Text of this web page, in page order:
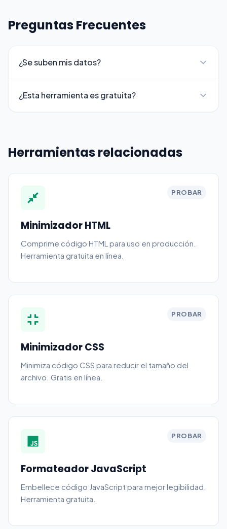
Preguntas Frecuentes
¿Se suben mis datos?
¿Esta herramienta es gratuita?
Herramientas relacionadas
PROBAR
Minimizador HTML
Comprime código HTML para uso en producción.
Herramienta gratuita en línea.
PROBAR
Minimizador CSS
Minimiza código CSS para reducir el tamaño del
archivo. Gratis en línea.
PROBAR
Formateador JavaScript
Embellece código JavaScript para mejor legibilidad.
Herramienta gratuita.